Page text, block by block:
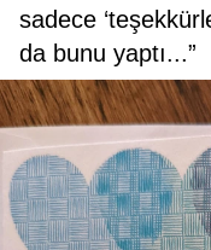
sadece
da bunu yaptı...”